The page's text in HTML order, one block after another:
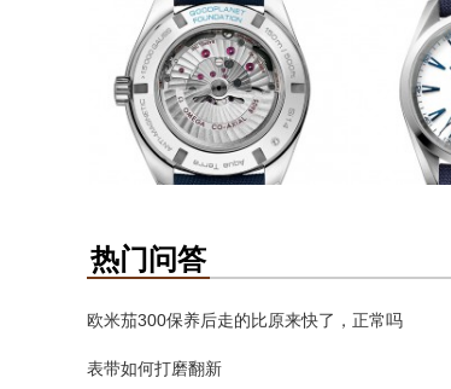
热门问答
欧米茄300保养后走的比原来快了，正常吗
表带如何打磨翻新